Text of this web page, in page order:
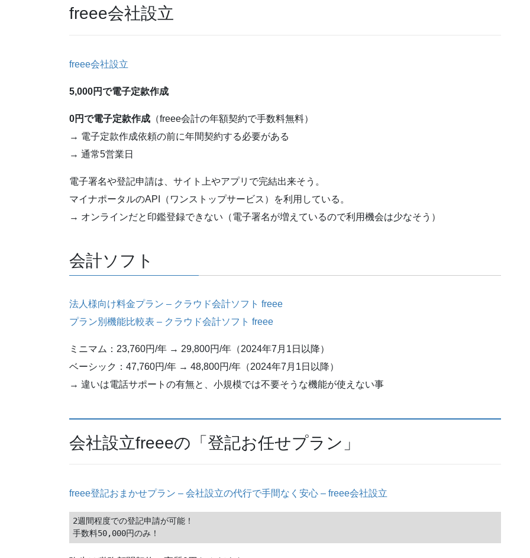
freee会社設立
freee会社設立
5,000円で電子定款作成
0円で電子定款作成 （freee会計の年額契約で手数料無料）
→ 電子定款作成依頼の前に年間契約する必要がある
→ 通常5営業日
電子署名や登記申請は、サイト上やアプリで完結出来そう。
マイナポータルのAPI（ワンストップサービス）を利用している。
→ オンラインだと印鑑登録できない（電子署名が増えているので利用機会は少なそう）
会計ソフト
法人様向け料金プラン – クラウド会計ソフト freee
プラン別機能比較表 – クラウド会計ソフト freee
ミニマム：23,760円/年 → 29,800円/年（2024年7月1日以降）
ベーシック：47,760円/年 → 48,800円/年（2024年7月1日以降）
→ 違いは電話サポートの有無と、小規模では不要そうな機能が使えない事
会社設立freeeの「登記お任せプラン」
freee登記おまかせプラン – 会社設立の代行で手間なく安心 – freee会社設立
2週間程度での登記申請が可能！